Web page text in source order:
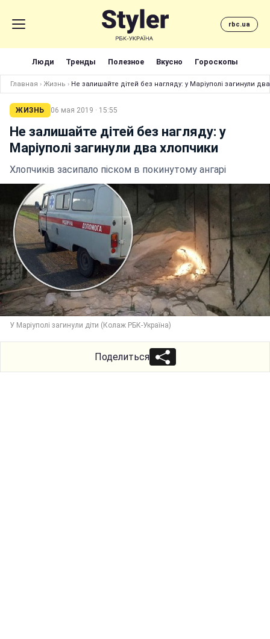
rbc.ua
Люди Тренды Полезное Вкусно Гороскопы
Главная › Жизнь › Не залишайте дітей без нагляду: у Маріуполі загинули
ЖИЗНЬ 06 мая 2019 · 15:55
Не залишайте дітей без нагляду: у
Маріуполі загинули два хлопчики
Хлопчиків засипало піском в покинутому ангарі
У Маріуполі загинули діти (Колаж РБК-Україна)
Поделиться